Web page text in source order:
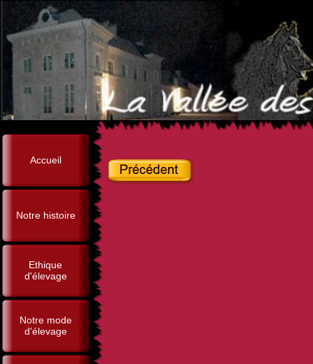
Accueil
Notre histoire
Ethique
d'élevage
Notre mode
d'élevage